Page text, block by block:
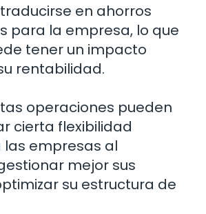
en ahorros
para la empresa, lo que
tener un impacto
rentabilidad.
operaciones pueden
cierta flexibilidad
las empresas al
mejor sus
su estructura de